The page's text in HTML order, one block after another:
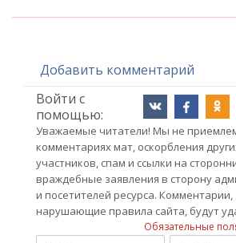
Добавить комментарий
Войти с
помощью:
Уважаемые читатели! Мы не
комментариях мат, оскорбления
участников, спам и ссылки на
враждебные заявления в сторону
и посетителей ресурса. Комментарии,
нарушающие правила сайта, будут
Обязательные